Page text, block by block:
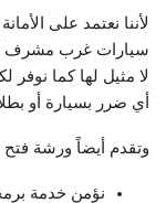
لأننا نعتمد على
سيارات غرب مشرف
لا مثيل لها كما نوفر
أي ضرر بسيارة أو
وتقدم أيضاً ورشة
نؤمن خدمة